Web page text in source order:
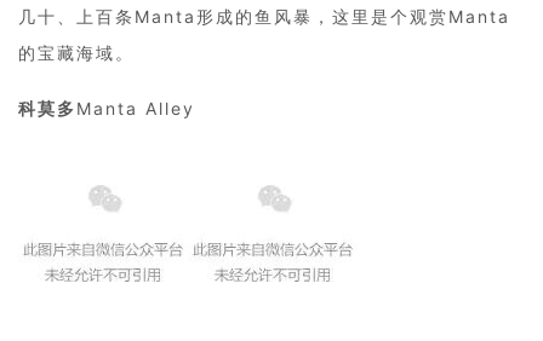
几十、上百条Manta形成的鱼风暴，这里是个观赏Manta
的宝藏海域。
科莫多Manta Alley